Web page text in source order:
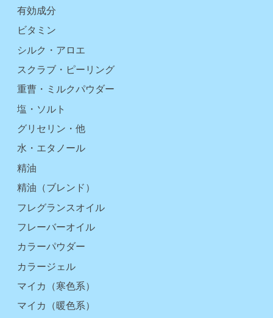
有効成分
ビタミン
シルク・アロエ
スクラブ・ピーリング
重曹・ミルクパウダー
塩・ソルト
グリセリン・他
水・エタノール
精油
精油（ブレンド）
フレグランスオイル
フレーバーオイル
カラーパウダー
カラージェル
マイカ（寒色系）
マイカ（暖色系）